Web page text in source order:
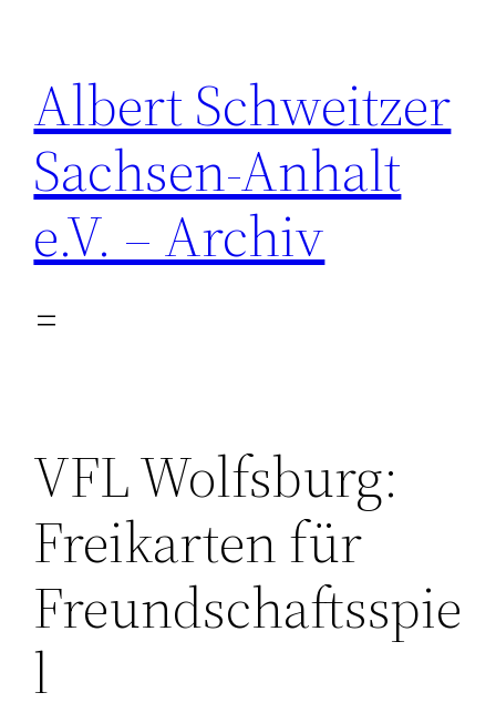
springen
Albert Schweitzer
Sachsen-Anhalt
e.V. – Archiv
VFL Wolfsburg:
Freikarten für
Freundschaftsspie
l